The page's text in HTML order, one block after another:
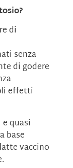
di
senza
di godere
effetti
quasi
base
vaccino